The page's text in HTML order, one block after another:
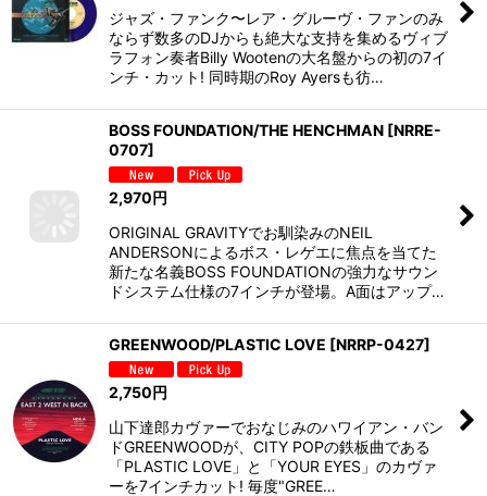
ジャズ・ファンク〜レア・グルーヴ・ファンのみ
ならず数多のDJからも絶大な支持を集めるヴィブ
ラフォン奏者Billy Wootenの大名盤からの初の7イ
ンチ・カット! 同時期のRoy Ayersも彷…
BOSS FOUNDATION/THE HENCHMAN [NRRE-
0707]
2,970円
ORIGINAL GRAVITYでお馴染みのNEIL
ANDERSONによるボス・レゲエに焦点を当てた
新たな名義BOSS FOUNDATIONの強力なサウン
ドシステム仕様の7インチが登場。A面はアップ…
GREENWOOD/PLASTIC LOVE [NRRP-0427]
2,750円
山下達郎カヴァーでおなじみのハワイアン・バン
ドGREENWOODが、CITY POPの鉄板曲である
「PLASTIC LOVE」と「YOUR EYES」のカヴァ
ーを7インチカット! 毎度"GREE…